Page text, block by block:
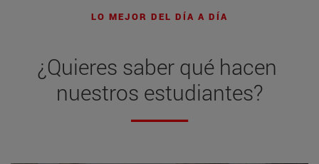
LO MEJOR DEL DÍA A DÍA
¿Quieres saber qué hacen
nuestros estudiantes?